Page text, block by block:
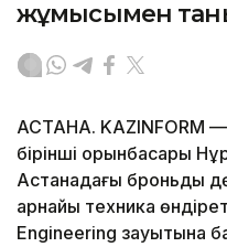
жұмысымен
АСТАНА. KAZINFORM
бірінші орынбасары
Астанадағы броньды
арнайы техника
Engineering зауытына